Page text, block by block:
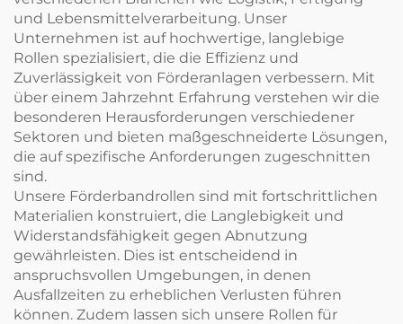
und Lebensmittelverarbeitung. Unser
Unternehmen ist auf hochwertige, langlebige
Rollen spezialisiert, die die Effizienz und
Zuverlässigkeit von Förderanlagen verbessern. Mit
über einem Jahrzehnt Erfahrung verstehen wir die
besonderen Herausforderungen verschiedener
Sektoren und bieten maßgeschneiderte Lösungen,
die auf spezifische Anforderungen zugeschnitten
sind.
Unsere Förderbandrollen sind mit fortschrittlichen
Materialien konstruiert, die Langlebigkeit und
Widerstandsfähigkeit gegen Abnutzung
gewährleisten. Dies ist entscheidend in
anspruchsvollen Umgebungen, in denen
Ausfallzeiten zu erheblichen Verlusten führen
können. Zudem lassen sich unsere Rollen für